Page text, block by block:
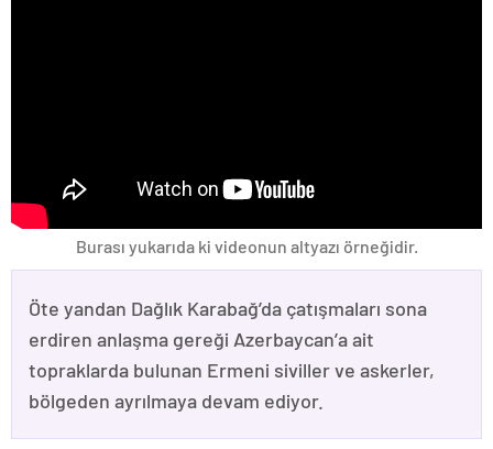
Burası yukarıda ki videonun altyazı örneğidir.
Öte yandan Dağlık Karabağ’da çatışmaları sona
erdiren anlaşma gereği Azerbaycan’a ait
topraklarda bulunan Ermeni siviller ve askerler,
bölgeden ayrılmaya devam ediyor.